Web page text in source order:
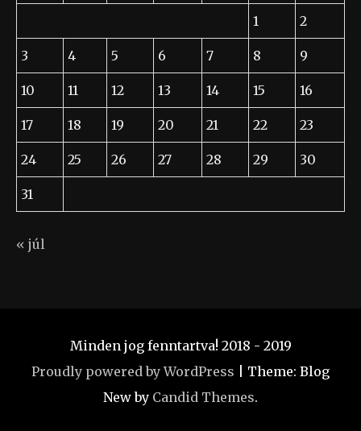
1 2
3 4 5 6 7 8 9
10 11 12 13 14 15 16
17 18 19 20 21 22 23
24 25 26 27 28 29 30
31
« júl
Minden jog fenntartva! 2018 - 2019
Proudly powered by WordPress
Theme: Blog
New by Candid Themes.